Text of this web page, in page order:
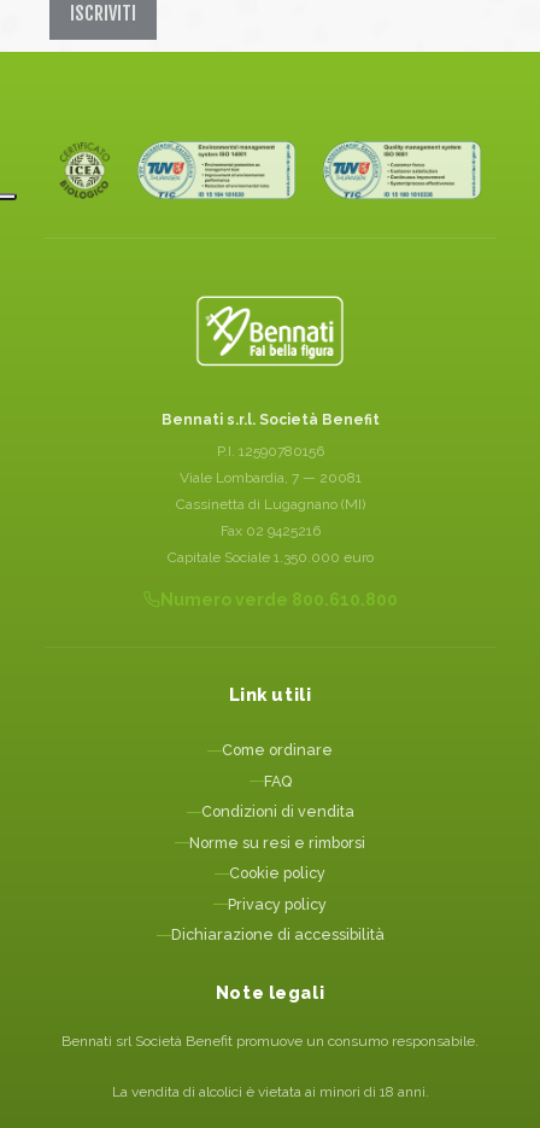
ISCRIVITI
Bennati s.r.l. Società Benefit
P.I. 12590780156
Viale Lombardia, 7 — 20081
Cassinetta di Lugagnano (MI)
Fax 02 9425216
Capitale Sociale 1.350.000 euro
Numero verde 800.610.800
Link utili
Come ordinare
FAQ
Condizioni di vendita
Norme su resi e rimborsi
Cookie policy
Privacy policy
Dichiarazione di accessibilità
Note legali
Bennati srl Società Benefit promuove un consumo responsabile.
La vendita di alcolici è vietata ai minori di 18 anni.